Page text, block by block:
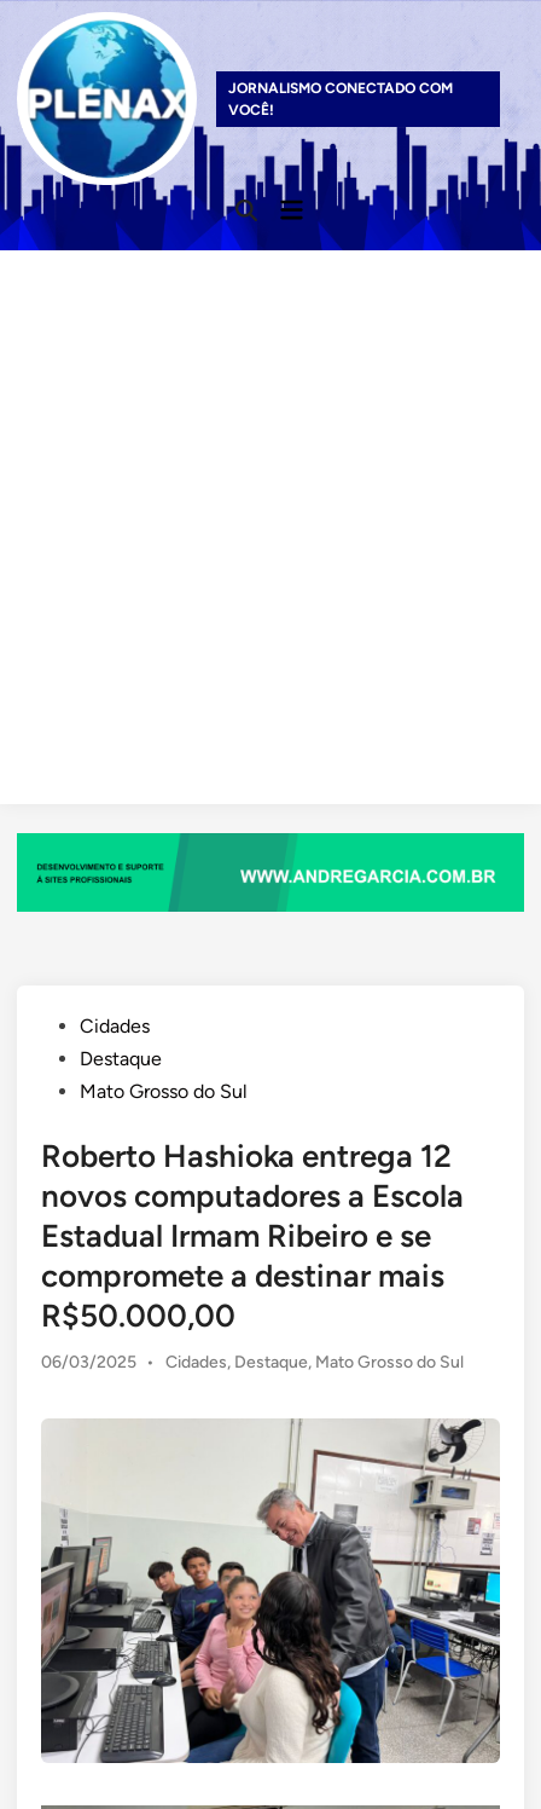
content
JORNALISMO CONECTADO COM
VOCÊ!
Open
Search
Main
Menu
PostedCidades
Destaque
Mato Grosso do Sul
Roberto Hashioka entrega 12
novos computadores a Escola
Estadual Irmam Ribeiro e se
compromete a destinar mais
R$50.000,00
06/03/2025 •
Posted
Cidades, Destaque, Mato Grosso do Sul